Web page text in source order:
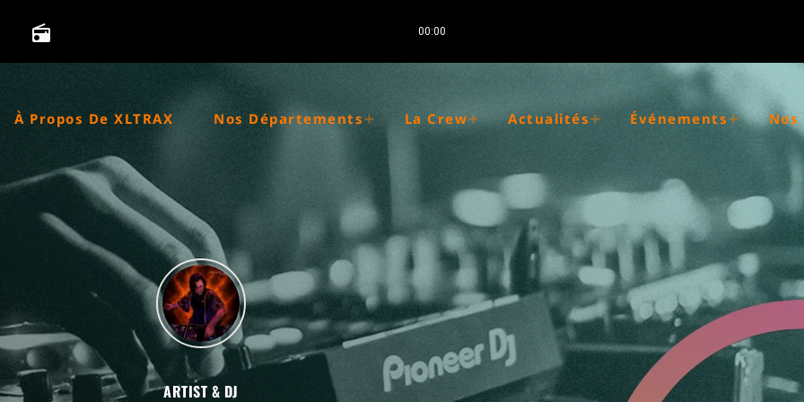
radio 00:00
À Propos De XLTRAX Nos Départements La Crew Actualités Événements
ARTIST & DJ